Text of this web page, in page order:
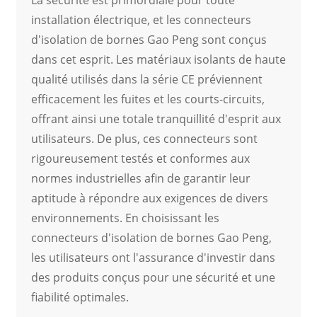
installation électrique, et les connecteurs
d'isolation de bornes Gao Peng sont conçus
dans cet esprit. Les matériaux isolants de haute
qualité utilisés dans la série CE préviennent
efficacement les fuites et les courts-circuits,
offrant ainsi une totale tranquillité d'esprit aux
utilisateurs. De plus, ces connecteurs sont
rigoureusement testés et conformes aux
normes industrielles afin de garantir leur
aptitude à répondre aux exigences de divers
environnements. En choisissant les
connecteurs d'isolation de bornes Gao Peng,
les utilisateurs ont l'assurance d'investir dans
des produits conçus pour une sécurité et une
fiabilité optimales.